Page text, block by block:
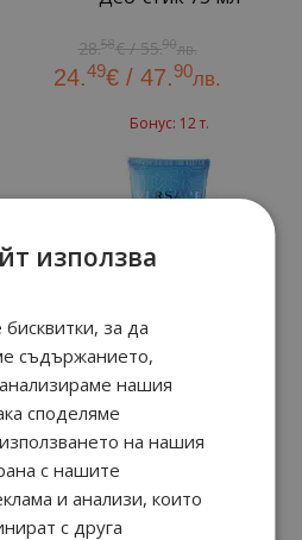
28.58€ / 55.90лв.
24.49€ / 47.90лв.
Бонус: 12 т.
Душ-гел 200 мл
23.90€ / 46.74лв.
Бонус: 12 т.
използва
за да
съдържанието,
нашия
споделяме
на нашия
с нашите
и анализи, които
с друга